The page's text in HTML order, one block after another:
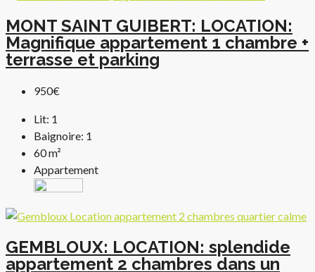
MONT SAINT GUIBERT: LOCATION:
Magnifique appartement 1 chambre +
terrasse et parking
950€
Lit: 1
Baignoire: 1
60m²
Appartement
GEMBLOUX: LOCATION: splendide
appartement 2 chambres dans un